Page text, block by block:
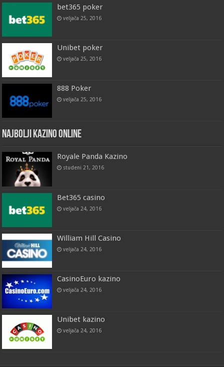
bet365 poker
veljača 25, 2016
Unibet poker
veljača 25, 2016
888 Poker
veljača 25, 2016
Najbolji Kazino Online
Royale Panda Kazino
studeni 21, 2016
Bet365 casino
veljača 24, 2016
William Hill Casino
veljača 24, 2016
CasinoEuro kazino
veljača 24, 2016
Unibet kazino
veljača 24, 2016